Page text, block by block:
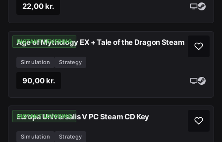
22,00 kr.
INSTANT LEVERING
Age of Mythology EX + Tale of the Dragon Steam
Simulation Strategy
90,00 kr.
INSTANT LEVERING
Europa Universalis V PC Steam CD Key
Simulation Strategy